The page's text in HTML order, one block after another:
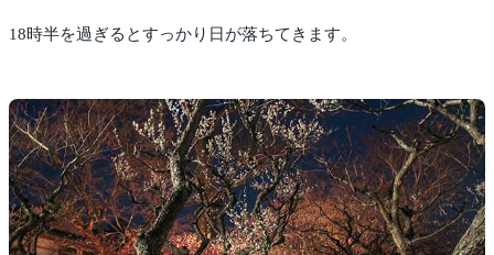
18時半を過ぎるとすっかり日が落ちてきます。